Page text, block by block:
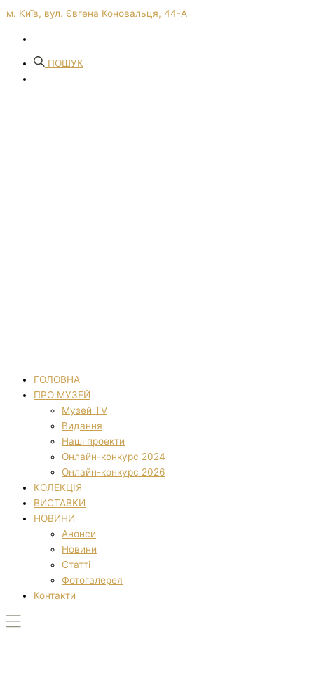
м. Київ, вул. Євгена Коновальця, 44-А
ПОШУК
ГОЛОВНА
ПРО МУЗЕЙ
Музей TV
Видання
Наші проекти
Онлайн-конкурс 2024
Онлайн-конкурс 2026
КОЛЕКЦІЯ
ВИСТАВКИ
НОВИНИ
Анонси
Новини
Статті
Фотогалерея
Контакти